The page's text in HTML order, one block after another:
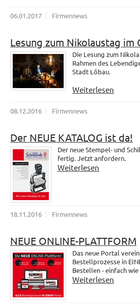
06.01.2017 Firmennews
Lesung zum Nikolaustag im
Die Lesung zum
Rahmen des
Stadt Löbau.
Weiterlesen
08.12.2016 Firmennews
Der NEUE KATALOG ist da!
Der neue Stempel- und
fertig. Jetzt anfordern.
Weiterlesen
18.11.2016 Firmennews
NEUE ONLINE-PLATTFORM
Das neue Portal
Bestellprozesse in
Bestellen - einfach
Weiterlesen